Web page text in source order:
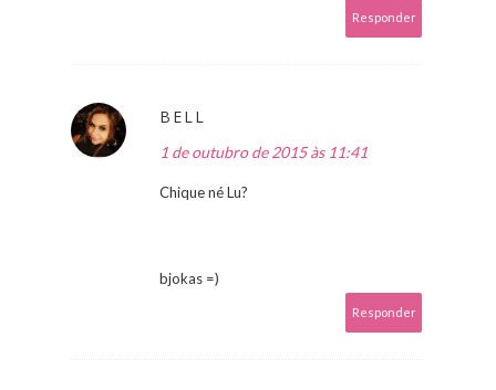
Responder
BELL
1 de outubro de 2015 às 11:41
Chique né Lu?
bjokas =)
Responder